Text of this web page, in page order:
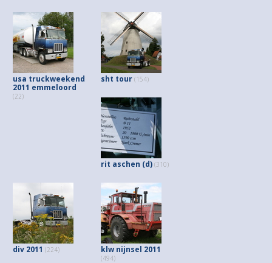
usa truckweekend
2011 emmeloord
(22)
sht tour (154)
rit aschen (d) (310)
div 2011 (224) klw nijnsel 2011
(494)